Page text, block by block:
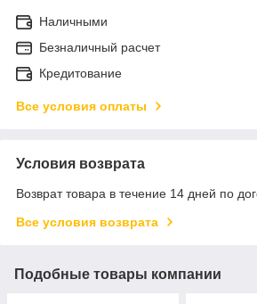
Наличными
Безналичный расчет
Кредитование
Все условия оплаты
Условия возврата
Возврат товара в течение 14 дней по
Все условия возврата
Подобные товары компании